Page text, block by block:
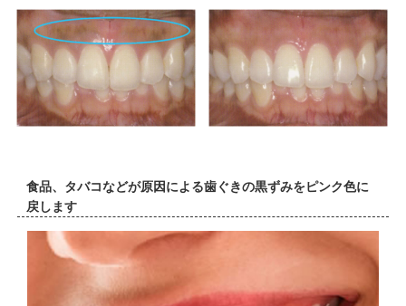
食品、タバコなどが原因による歯ぐきの黒ずみをピンク色に
戻します